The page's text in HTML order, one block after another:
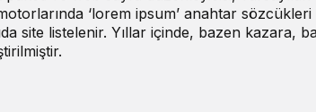
‘lorem ipsum’ anahtar sözcükleri
site listelenir. Yıllar içinde, bazen kazara,